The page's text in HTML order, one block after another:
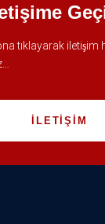
tıklayarak iletişim
İLETİŞİM